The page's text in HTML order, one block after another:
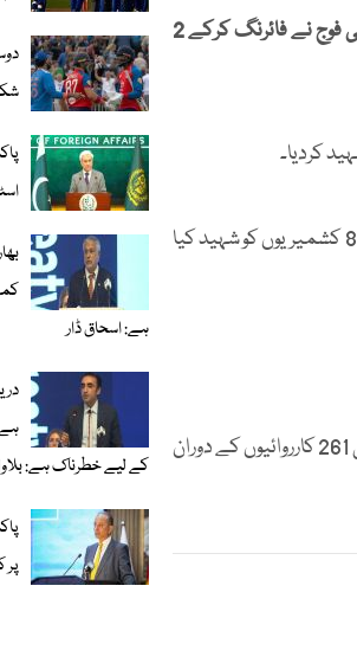
مقبوضہ کشمیر میں قابض بھارتی فورسز کی جانب سے ریاستی دہشتگردی کا سلسلہ جاری ہے، قابض بھارتی فوج نے فائرنگ کرکے 2
واضح رہے کہ مقبوضہ کشمیر میں جاری بھارتی فوج کی ریاستی دہشتگردی کے دو ران گزشتہ ماہ اگست میں 8 کشمیریوں کو شہید کیا
بھارتی فوج، پولیس، پیرا ملٹری فورسز، ایس آئی اے اور این آئی اے نے گھروں پر چھاپوں، تلاشی اور محاصرے کی 261 کارروائیوں کے دوران
ہے: اسحاق ڈار
کے لیے خطرناک ہے: